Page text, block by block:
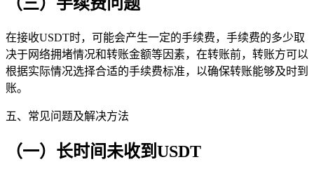
在接收USDT时，可能会产生一定的手续费，手续费的多少取
决于网络拥堵情况和转账金额等因素，在转账前，转账方可以
根据实际情况选择合适的手续费标准，以确保转账能够及时到
账。
五、常见问题及解决方法
（一）长时间未收到USDT